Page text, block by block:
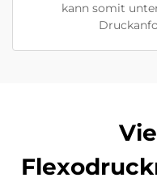
kann somit